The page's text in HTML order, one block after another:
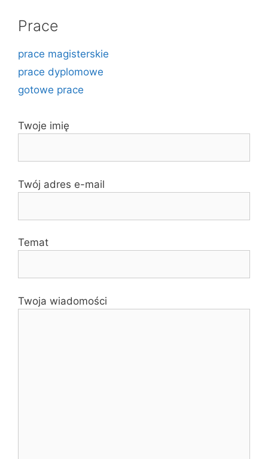
Prace
prace magisterskie
prace dyplomowe
gotowe prace
Twoje imię
Twój adres e-mail
Temat
Twoja wiadomości